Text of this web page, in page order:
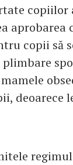
copiilor
copii să
deoarece